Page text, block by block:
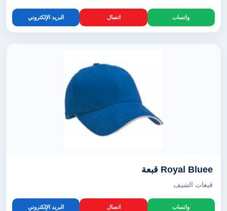
واتساب اتصال البريد الإلكتروني
Royal Bluee قبعة
قبعات الشيف
واتساب اتصال البريد الإلكتروني